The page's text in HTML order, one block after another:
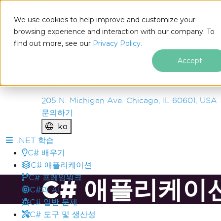
We use cookies to help improve and customize your
browsing experience and interaction with our company. To
find out more, see our Privacy Policy.
Accept
IRONSOFTWARE
제품
기업
205 N. Michigan Ave. Chicago, IL 60601, USA
문의하기
ko
푸터 콘텐츠로 바로가기
.NET 학습
C# 배우기
C# 애플리케이션
C# 프레임워크
C#과 AI
C# 일반 문제
C# 도구 및 생산성
C# 애플리케이